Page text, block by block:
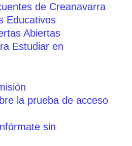
de Creanavarra
Educativos
Abiertas
Estudiar en
la prueba de acceso
sin